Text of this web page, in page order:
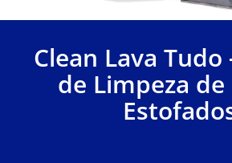
Clean Lava Tudo
de Limpeza de